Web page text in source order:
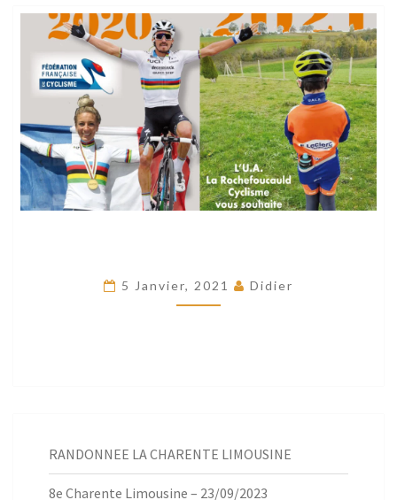
5 Janvier, 2021 Didier
RANDONNEE LA CHARENTE LIMOUSINE
8e Charente Limousine – 23/09/2023